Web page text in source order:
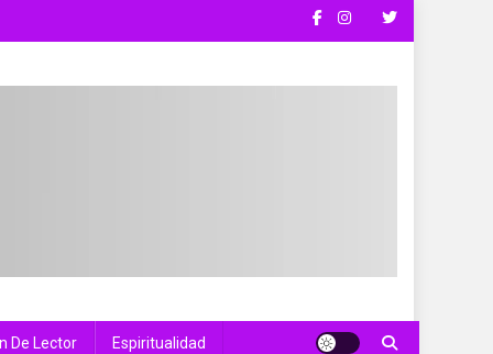
De Lector Espiritualidad